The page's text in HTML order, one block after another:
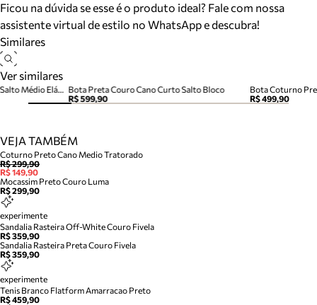
Ficou na dúvida se esse é o produto ideal? Fale com nossa
assistente virtual de estilo no WhatsApp e descubra!
Similares
Ver similares
Bota Preta Couro Cano Curto Salto Bloco
R$ 599,90
R$ 499,90
Bota Preta Couro Cano Curto Salto Médio Elástico
VEJA TAMBÉM
Coturno Preto Cano Medio Tratorado
R$ 299,90
R$ 149,90
Mocassim Preto Couro Luma
R$ 299,90
experimente
Sandalia Rasteira Off-White Couro Fivela
R$ 359,90
Sandalia Rasteira Preta Couro Fivela
R$ 359,90
experimente
Tenis Branco Flatform Amarracao Preto
R$ 459,90